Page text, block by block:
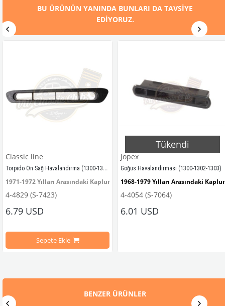
BU ÜRÜNÜN YANINDA BUNLARI DA TAVSIYE
EDIYORUZ.
Classic line
Torpido Ön Sağ Havalandırma (1300-1302)
1971-1972 Yılları Arasındaki Kaplumbağa Modelleri İle Uyumludur.
                        1300-1302 Kaplumbağa Modelleri İle Uyumludur.
4-4829 (S-7423)
6.79 USD
Sepete Ekle
Tükendi
Jopex
Göğüs Havalandırması (1300-1302-1303)
1968-1979 Yılları Arasındaki
4-4054 (S-7064)
6.01 USD
BENZER ÜRÜNLER